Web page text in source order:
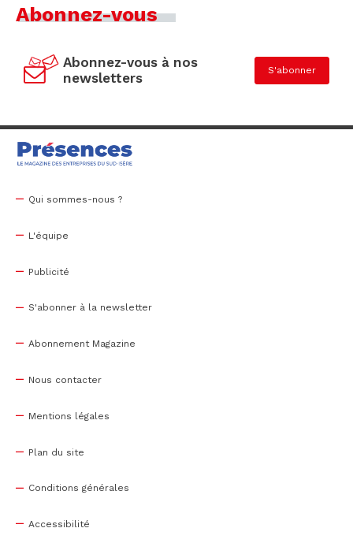
Abonnez-vous
Abonnez-vous à nos
newsletters
S'abonner
Qui sommes-nous ?
L'équipe
Publicité
S'abonner à la newsletter
Abonnement Magazine
Nous contacter
Mentions légales
Plan du site
Conditions générales
Accessibilité